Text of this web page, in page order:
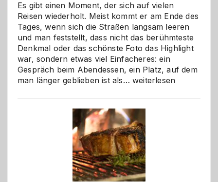
Es gibt einen Moment, der sich auf vielen
Reisen wiederholt. Meist kommt er am Ende des
Tages, wenn sich die Straßen langsam leeren
und man feststellt, dass nicht das berühmteste
Denkmal oder das schönste Foto das Highlight
war, sondern etwas viel Einfacheres: ein
Gespräch beim Abendessen, ein Platz, auf dem
man länger geblieben ist als… Als
–
die
Gelegenheit,
neue
Reiseziele
zu
entdecken
weiterlesen